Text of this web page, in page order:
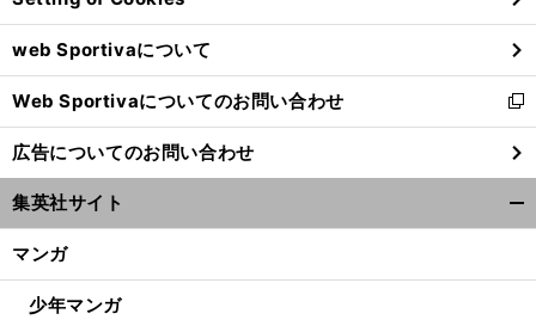
ウ
で
開
く
web Sportivaについて
Web Sportivaについてのお問い合わせ
新
し
い
ウ
ィ
ン
ウ
広告についてのお問い合わせ
集英社サイト
マンガ
少年マンガ